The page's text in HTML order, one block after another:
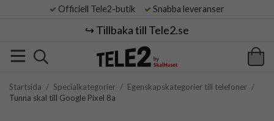
Officiell Tele2-butik Snabba leveranser
↪️ Tillbaka till Tele2.se
Startsida / Specialkategorier / Egenskapskategorier till telefoner /
Tunna skal till Google Pixel 8a